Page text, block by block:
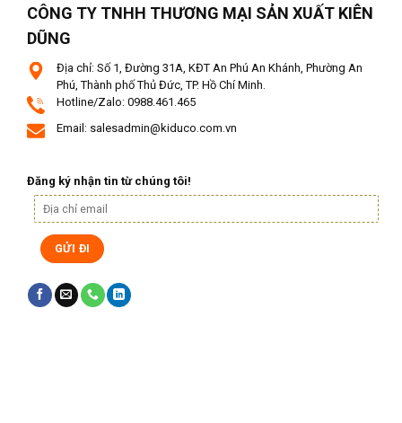
CÔNG TY TNHH THƯƠNG MẠI SẢN XUẤT KIÊN
DŨNG
Địa chỉ: Số 1, Đường 31A, KĐT An Phú An Khánh, Phường An
Phú, Thành phố Thủ Đức, TP. Hồ Chí Minh.
Hotline/Zalo: 0988.461.465
Email: salesadmin@kiduco.com.vn
Đăng ký nhận tin từ chúng tôi!